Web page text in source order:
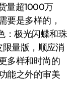
量超1000万
要是多样的，
：极光闪蝶和珠
量版，顺应消
多样和时尚的
能之外的审美